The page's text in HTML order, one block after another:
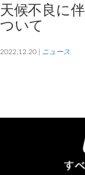
天候不良に
ついて
2022.12.20 | ニュース